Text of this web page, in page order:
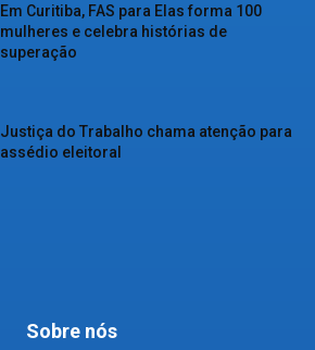
Em Curitiba, FAS para Elas forma 100
mulheres e celebra histórias de
superação
Justiça do Trabalho chama atenção para
assédio eleitoral
Sobre nós